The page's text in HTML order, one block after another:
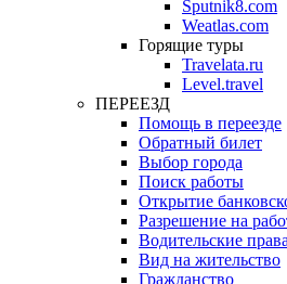
Sputnik8.com
Weatlas.com
Горящие туры
Travelata.ru
Level.travel
ПЕРЕЕЗД
Помощь в переезде
Обратный билет
Выбор города
Поиск работы
Открытие
Разрешение на
Водительские права
Вид на жительство
Гражданство